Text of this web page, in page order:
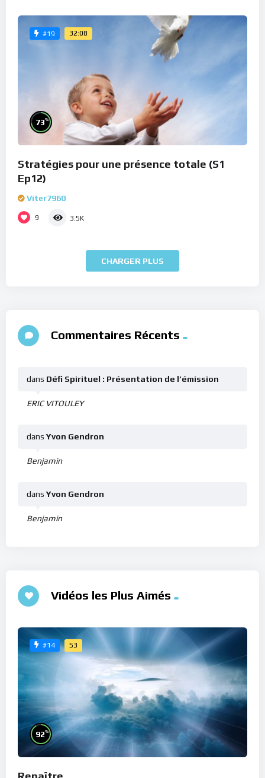
#19 32:08
73%
Stratégies pour une présence totale (S1
Ep12)
Viter7960
9 3.5K
CHARGER PLUS
Commentaires Récents
ERIC VITOULEY
dans Défi Spirituel : Présentation de l’émission
Benjamin
dans Yvon Gendron
Benjamin
dans Yvon Gendron
Vidéos les Plus Aimés
#14 53
92%